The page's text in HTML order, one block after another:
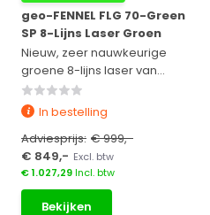
geo-FENNEL FLG 70-Green
SP 8-Lijns Laser Groen
Nieuw, zeer nauwkeurige
groene 8-lijns laser van...
In bestelling
Adviesprijs: € 999,-
€ 849,- Excl. btw
€ 1.027,29Incl. btw
Bekijken